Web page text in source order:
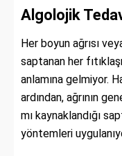
Algolojik
Her boyun ağrısı
saptanan her
anlamına gelmiyor.
ardından, ağrının
mı kaynaklandığı
yöntemleri